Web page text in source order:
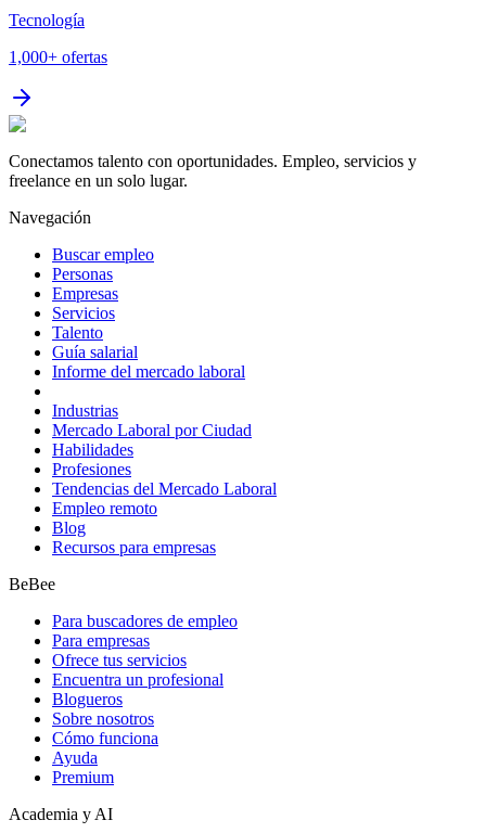
Tecnología
1,000+ ofertas
Conectamos talento con oportunidades. Empleo, servicios y
freelance en un solo lugar.
Navegación
Buscar empleo
Personas
Empresas
Servicios
Talento
Guía salarial
Informe del mercado laboral
Industrias
Mercado Laboral por Ciudad
Habilidades
Profesiones
Tendencias del Mercado Laboral
Empleo remoto
Blog
Recursos para empresas
BeBee
Para buscadores de empleo
Para empresas
Ofrece tus servicios
Encuentra un profesional
Blogueros
Sobre nosotros
Cómo funciona
Ayuda
Premium
Academia y AI